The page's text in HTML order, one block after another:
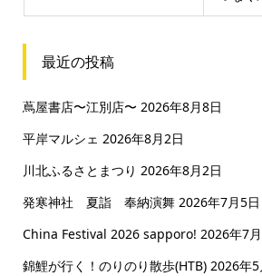
最近の投稿
蔦屋書店〜江別店〜 2026年8月8日
平岸マルシェ 2026年8月2日
川北ふるさとまつり 2026年8月2日
発寒神社 夏詣 奉納演舞 2026年7月5日
China Festival 2026 sapporo! 2026年7
錦鯉が行く！のりのり散歩(HTB) 2026年5